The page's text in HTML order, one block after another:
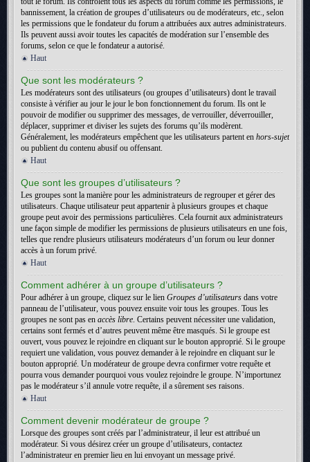
bannissement, la création de groupes d’utilisateurs ou de modérateurs, etc., selon
les permissions que le fondateur du forum a attribuées aux autres administrateurs.
Ils peuvent aussi avoir toutes les capacités de modération sur l’ensemble des
forums, selon ce que le fondateur a autorisé.
Haut
Que sont les modérateurs ?
Les modérateurs sont des utilisateurs (ou groupes d’utilisateurs) dont le travail
consiste à vérifier au jour le jour le bon fonctionnement du forum. Ils ont le
pouvoir de modifier ou supprimer des messages, de verrouiller, déverrouiller,
déplacer, supprimer et diviser les sujets des forums qu’ils modèrent.
Généralement, les modérateurs empêchent que les utilisateurs partent en hors-sujet
ou publient du contenu abusif ou offensant.
Haut
Que sont les groupes d’utilisateurs ?
Les groupes sont la manière pour les administrateurs de regrouper et gérer des
utilisateurs. Chaque utilisateur peut appartenir à plusieurs groupes et chaque
groupe peut avoir des permissions particulières. Cela fournit aux administrateurs
une façon simple de modifier les permissions de plusieurs utilisateurs en une fois,
telles que rendre plusieurs utilisateurs modérateurs d’un forum ou leur donner
accès à un forum privé.
Haut
Comment adhérer à un groupe d’utilisateurs ?
Pour adhérer à un groupe, cliquez sur le lien Groupes d’utilisateurs dans votre
panneau de l’utilisateur, vous pouvez ensuite voir tous les groupes. Tous les
groupes ne sont pas en accès libre. Certains peuvent nécessiter une validation,
certains sont fermés et d’autres peuvent même être masqués. Si le groupe est
ouvert, vous pouvez le rejoindre en cliquant sur le bouton approprié. Si le groupe
requiert une validation, vous pouvez demander à le rejoindre en cliquant sur le
bouton approprié. Un modérateur de groupe devra confirmer votre requête et
pourra vous demander pourquoi vous voulez rejoindre le groupe. N’importunez
pas le modérateur s’il annule votre requête, il a sûrement ses raisons.
Haut
Comment devenir modérateur de groupe ?
Lorsque des groupes sont créés par l’administrateur, il leur est attribué un
modérateur. Si vous désirez créer un groupe d’utilisateurs, contactez
l’administrateur en premier lieu en lui envoyant un message privé.